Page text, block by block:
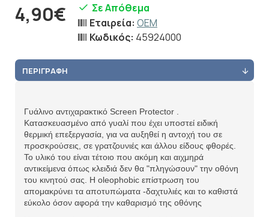
4,90€
Σε Απόθεμα
Εταιρεία: OEM
Κωδικός: 45924000
ΠΕΡΙΓΡΑΦΉ
Γυάλινο αντιχαρακτικό Screen Protector .
Κατασκευασμένο από γυαλί που έχει υποστεί ειδική
θερμική επεξεργασία, για να αυξηθεί η αντοχή του σε
προσκρούσεις, σε γρατζουνιές και άλλου είδους φθορές.
Το υλικό του είναι τέτοιο που ακόμη και αιχμηρά
αντικείμενα όπως κλειδιά δεν θα "πληγώσουν" την οθόνη
του κινητού σας. Η oleophobic επίστρωση του
απομακρύνει τα αποτυπώματα -δαχτυλιές και το καθιστά
εύκολο όσον αφορά την καθαρισμό της οθόνης